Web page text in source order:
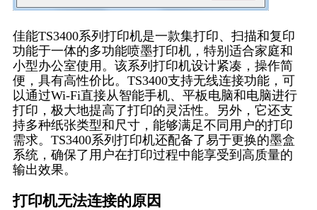
佳能TS3400系列打印机是一款集打印、扫描和复印
功能于一体的多功能喷墨打印机，特别适合家庭和
小型办公室使用。该系列打印机设计紧凑，操作简
便，具有高性价比。TS3400支持无线连接功能，可
以通过Wi-Fi直接从智能手机、平板电脑和电脑进行
打印，极大地提高了打印的灵活性。另外，它还支
持多种纸张类型和尺寸，能够满足不同用户的打印
需求。TS3400系列打印机还配备了易于更换的墨盒
系统，确保了用户在打印过程中能享受到高质量的
输出效果。
打印机无法连接的原因